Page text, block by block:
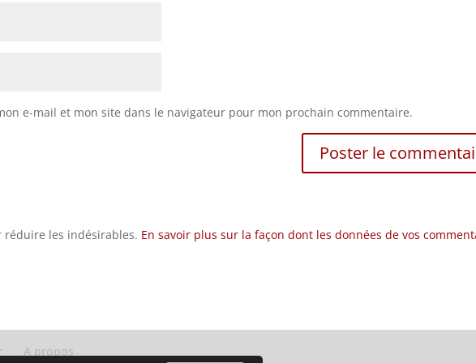
e-mail et mon site dans le navigateur pour mon prochain commentaire.
réduire les indésirables. En savoir plus sur la façon dont les données de vos
A propos